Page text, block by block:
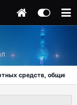
средств, общий